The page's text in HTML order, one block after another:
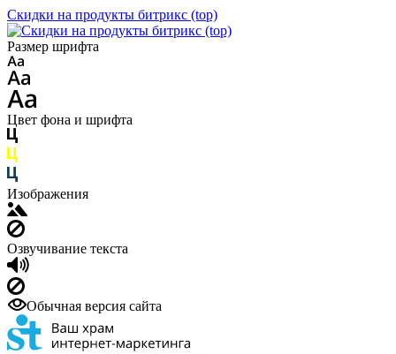
Скидки на продукты битрикс (top)
Размер шрифта
Цвет фона и шрифта
Изображения
Озвучивание текста
Обычная версия сайта